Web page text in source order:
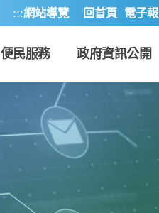
:::網站導覽 回首頁 電子報
便民服務 政府資訊公開